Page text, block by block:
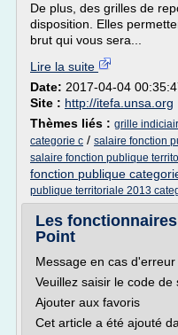
De plus, des grilles de
disposition. Elles
brut qui vous sera...
Lire la suite
Date: 2017-04-04
Site : http://itefa.unsa.org
Thèmes liés : grille
categorie c / salaire fonction
salaire fonction publique
fonction publique
publique territoriale 2013
Les
Point
Message en cas
Veuillez saisir le code de
Ajouter aux favoris
Cet article a été ajouté